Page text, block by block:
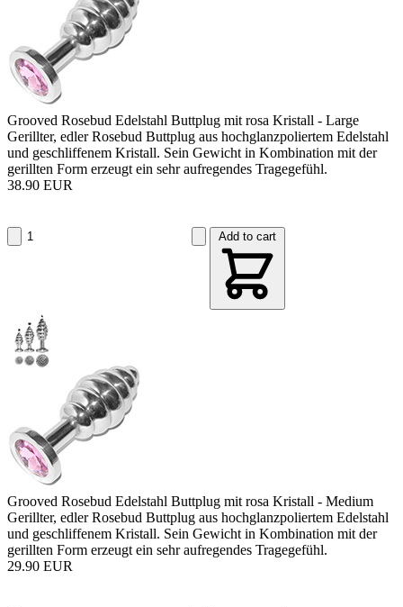
Grooved Rosebud Edelstahl Buttplug mit rosa Kristall - Large
Gerillter, edler Rosebud Buttplug aus hochglanzpoliertem Edelstahl
und geschliffenem Kristall. Sein Gewicht in Kombination mit der
gerillten Form erzeugt ein sehr aufregendes Tragegefühl.
38.90 EUR
Add to cart
Grooved Rosebud Edelstahl Buttplug mit rosa Kristall - Medium
Gerillter, edler Rosebud Buttplug aus hochglanzpoliertem Edelstahl
und geschliffenem Kristall. Sein Gewicht in Kombination mit der
gerillten Form erzeugt ein sehr aufregendes Tragegefühl.
29.90 EUR